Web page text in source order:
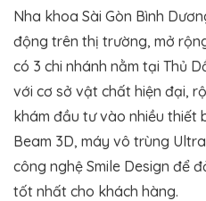
Nha khoa Sài Gòn Bình
động trên thị trường, mở
có 3 chi nhánh nằm tại Thủ
với cơ sở vật chất hiện đại,
khám đầu tư vào nhiều thiết
Beam 3D, máy vô trùng
công nghệ Smile Design để
tốt nhất cho khách hàng.